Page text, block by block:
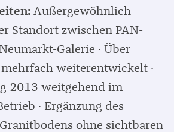
Außergewöhnlich
Standort zwischen PAN-
Galerie · Über
weiterentwickelt ·
2013 weitgehend im
· Ergänzung des
ohne sichtbaren